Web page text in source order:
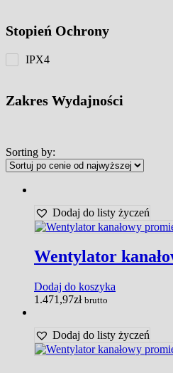
Stopień Ochrony
IPX4
Zakres Wydajności
Sorting by:
Dodaj do listy życzeń
Wentylator
Dodaj do koszyka
1.471,97zł brutto
Dodaj do listy życzeń